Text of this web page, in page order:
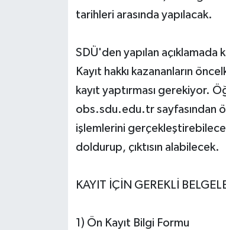
tarihleri arasında yapılacak.
SDÜ'den yapılan açıklamada
Kayıt hakkı kazananların
kayıt yaptırması gerekiyor.
obs.sdu.edu.tr sayfasından
işlemlerini
doldurup, çıktısın alabilecek.
KAYIT İÇİN GEREKLİ
1) Ön Kayıt Bilgi Formu
HABERDE İNSAN
MAGAZİN